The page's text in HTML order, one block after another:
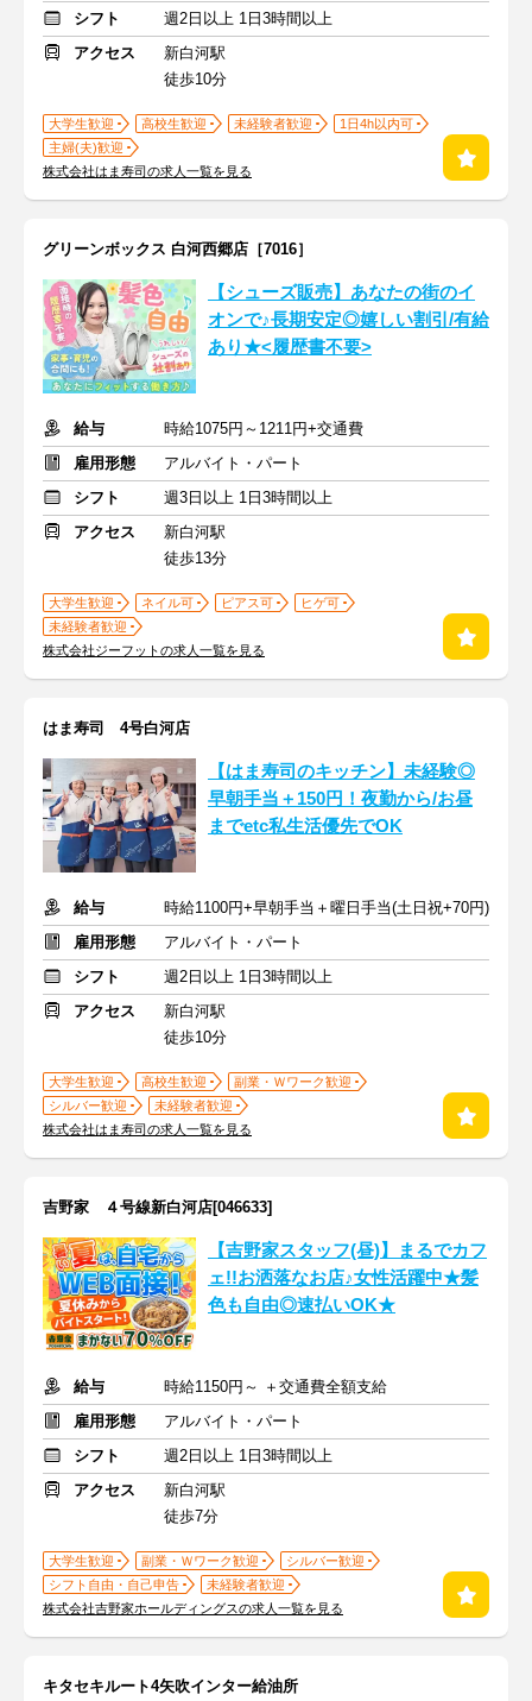
シフト
週2日以上 1日3時間以上
アクセス
新白河駅
徒歩10分
大学生歓迎 高校生歓迎 未経験者歓迎
1日4h以内可
主婦(夫)歓迎
株式会社はま寿司の求人一覧を見る
グリーンボックス 白河西郷店［7016］
【シューズ販売】あなたの街のイ
オンで♪長期安定◎嬉しい割引/有給
あり★<履歴書不要>
給与
時給1075円～1211円+交通費
雇用形態
アルバイト・パート
シフト
週3日以上 1日3時間以上
アクセス
新白河駅
徒歩13分
大学生歓迎 ネイル可 ピアス可
ヒゲ可
未経験者歓迎
株式会社ジーフットの求人一覧を見る
はま寿司 4号白河店
【はま寿司のキッチン】未経験◎
早朝手当＋150円！夜勤から/お昼
までetc私生活優先でOK
給与
時給1100円+早朝手当＋曜日手当(土日祝+70円)
雇用形態
アルバイト・パート
シフト
週2日以上 1日3時間以上
アクセス
新白河駅
徒歩10分
大学生歓迎 高校生歓迎
副業・Ｗワーク歓迎
シルバー歓迎
未経験者歓迎
株式会社はま寿司の求人一覧を見る
吉野家 ４号線新白河店[046633]
【吉野家スタッフ(昼)】まるでカフ
ェ!!お洒落なお店♪女性活躍中★髪
色も自由◎速払いOK★
給与
時給1150円～ ＋交通費全額支給
雇用形態
アルバイト・パート
シフト
週2日以上 1日3時間以上
アクセス
新白河駅
徒歩7分
大学生歓迎 副業・Ｗワーク歓迎
シルバー歓迎
シフト自由・自己申告
未経験者歓迎
株式会社吉野家ホールディングスの求人一覧を見る
キタセキルート4矢吹インター給油所